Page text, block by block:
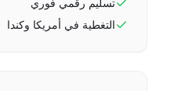
تسليم رقمي فوري
التغطية في أمريكا وكندا